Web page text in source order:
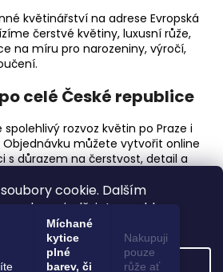
cookie. Dalším
webu vyjadřujete souhlas s
informacízde
Settings
květinářství na adrese Evropská
čerstvé květiny, luxusní růže,
na míru pro narozeniny, výročí,
celé České republice
spolehlivý rozvoz květin po Praze i
můžete vytvořit online
s důrazem na čerstvost, detail a
Michael?
květiny a luxusní růže.
s důrazem na detail.
v Praze 6.
Míchané
kytice
plné
barev, či
Nakupuji
pouze
růže ať